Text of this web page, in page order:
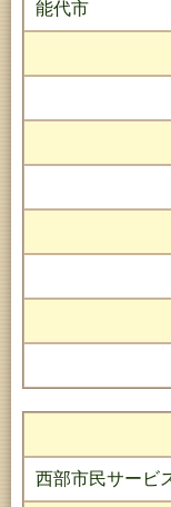
能代市
西部市民サービ